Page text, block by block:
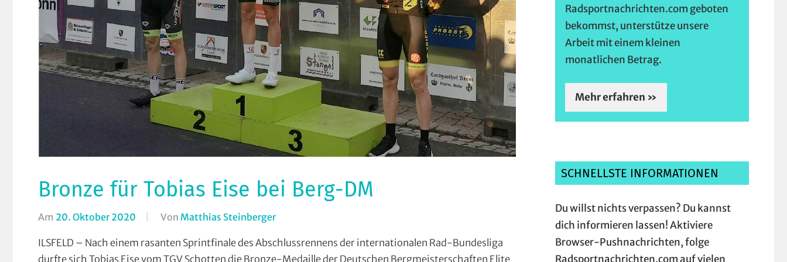
Bronze für Tobias Eise bei Berg-DM
Am 20. Oktober 2020 Von Matthias SteinbergerIn
Rundstrecke,
ILSFELD – Nach einem rasanten Sprintfinale des Abschlussrennens der internationalen Rad-Bundesliga
durfte sich Tobias Eise vom TGV Schotten die Bronze-Medaille der Deutschen Bergmeisterschaften Elite
Radsportnachrichten.com geboten
bekommst, unterstütze unsere
Arbeit mit einem kleinen
monatlichen Betrag.
Mehr erfahren »
SCHNELLSTE INFORMATIONEN
Du willst nichts verpassen? Du kannst
dich informieren lassen! Aktiviere
Browser-Pushnachrichten, folge
Radsportnachrichten.com auf vielen